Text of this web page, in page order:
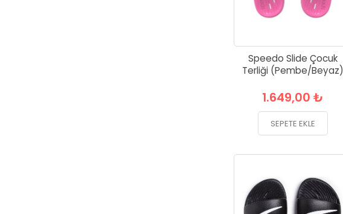
Speedo Slide Çocuk
Terliği (Pembe/Beyaz)
1.649,00 ₺
SEPETE EKLE